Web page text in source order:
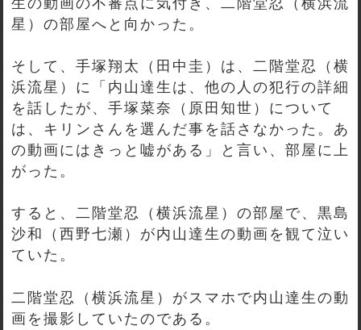
星）の部屋へと向かった。
そして、手塚翔太（田中圭）は、二階堂忍（横
浜流星）に「内山達生は、他の人の犯行の詳細
を話したが、手塚菜奈（原田知世）について
は、キリンさんを選んだ事を話さなかった。あ
の動画にはきっと嘘がある」と言い、部屋に上
がった。
すると、二階堂忍（横浜流星）の部屋で、黒島
沙和（西野七瀬）が内山達生の動画を観て泣い
ていた。
二階堂忍（横浜流星）がスマホで内山達生の動
画を撮影していたのである。